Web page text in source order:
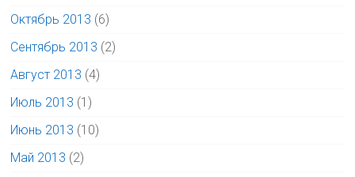
Октябрь 2013 (6)
Сентябрь 2013 (2)
Август 2013 (4)
Июль 2013 (1)
Июнь 2013 (10)
Май 2013 (2)